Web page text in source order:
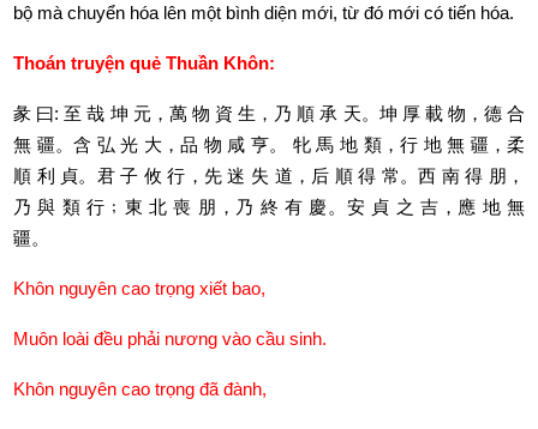
bộ mà chuyển hóa lên một bình diện mới, từ đó mới có tiến hóa.
Thoán truyện quẻ Thuần Khôn:
彖 曰: 至 哉 坤 元，萬 物 資 生，乃 順 承 天。坤 厚 載 物，德 合
無 疆。含 弘 光 大，品 物 咸 亨。 牝 馬 地 類，行 地 無 疆，柔
順 利 貞。君 子 攸 行，先 迷 失 道，后 順 得 常。西 南 得 朋，
乃 與 類 行 ﹔東 北 喪 朋，乃 終 有 慶。安 貞 之 吉，應 地 無
疆。
Khôn nguyên cao trọng xiết bao,
Muôn loài đều phải nương vào cầu sinh.
Khôn nguyên cao trọng đã đành,